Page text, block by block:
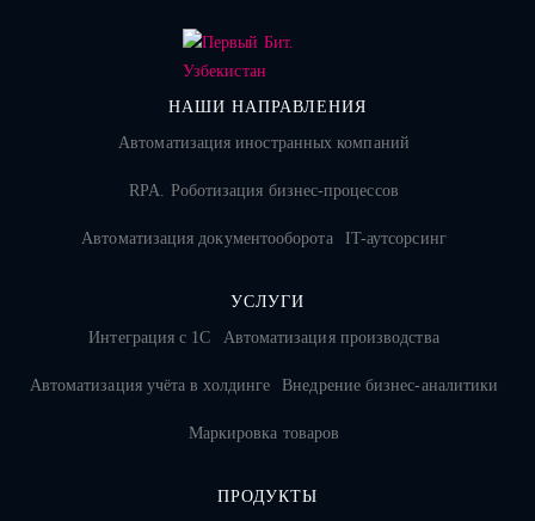
НАШИ НАПРАВЛЕНИЯ
Автоматизация иностранных компаний
RPA. Роботизация бизнес-процессов
Автоматизация документооборота IT-аутсорсинг
УСЛУГИ
Интеграция с 1С
Автоматизация производства
Автоматизация учёта в холдинге Внедрение бизнес-аналитики
Маркировка товаров
ПРОДУКТЫ